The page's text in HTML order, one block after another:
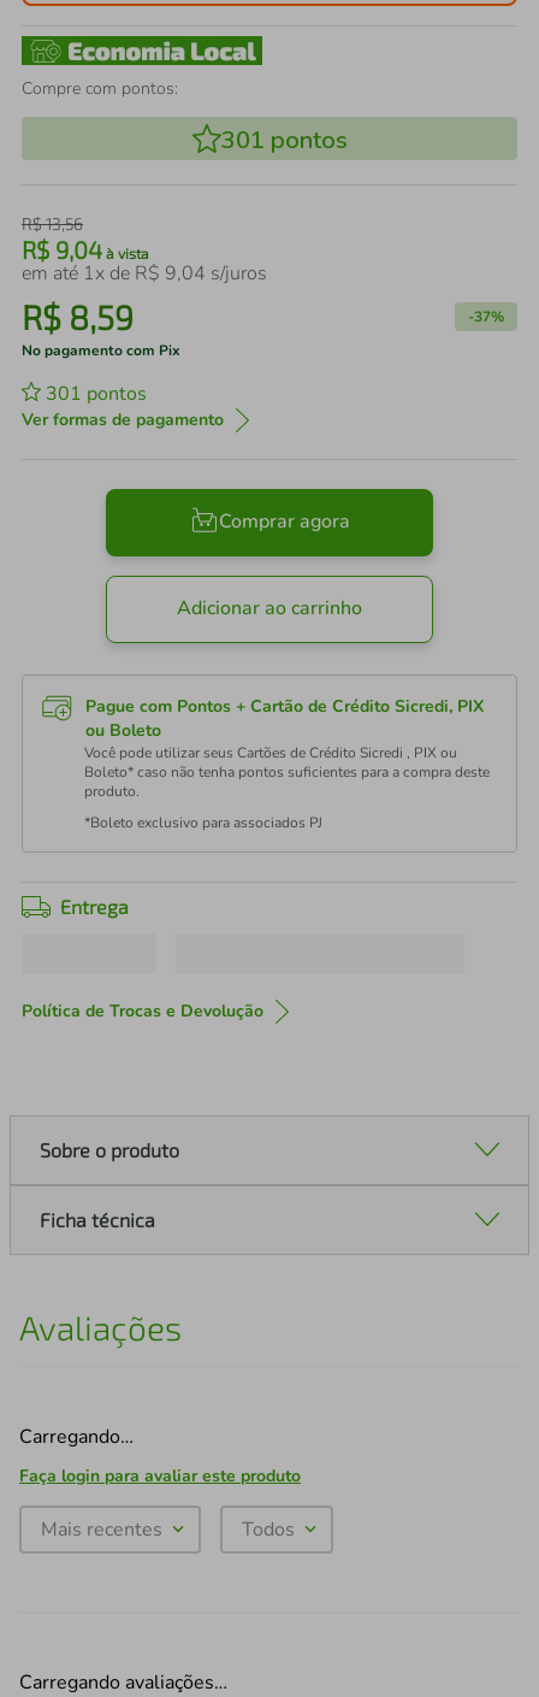
Compre com pontos:
301 pontos
R$13,56
R$ 9,04 à vista
em até 1x de R$ 9,04 s/juros
R$ 8,59 -37%
No pagamento com Pix
301 pontos
Ver formas de pagamento
Comprar agora
Adicionar ao carrinho
Pague com Pontos + Cartão de Crédito Sicredi, PIX
ou Boleto
Você pode utilizar seus Cartões de Crédito Sicredi , PIX ou
Boleto* caso não tenha pontos suficientes para a compra deste
produto.
*Boleto exclusivo para associados PJ
Entrega
Política de Trocas e Devolução
Sobre o produto
Ficha técnica
Avaliações
Carregando…
Faça login para avaliar este produto
Mais recentes Todos
Carregando avaliações…